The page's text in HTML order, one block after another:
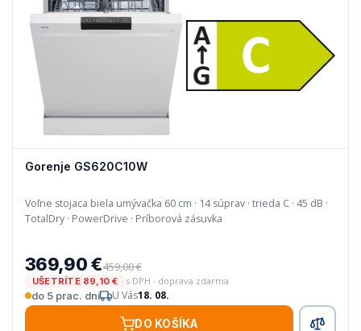
Gorenje GS620C10W
Voľne stojaca biela umývačka 60 cm · 14 súprav · trieda C · 45 dB ·
TotalDry · PowerDrive · Príborová zásuvka
369,90 €459,00 €
UŠETRÍTE 89,10 €
s DPH · doprava zdarma
do 5 prac. dní
U Vás18. 08.
DO KOŠÍKA